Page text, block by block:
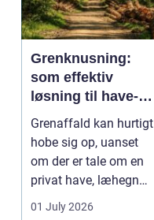
Grenknusning:
som effektiv
løsning til have-
og skovaffald
Grenaffald kan hurtigt
hobe sig op, uanset
om der er tale om en
privat have, læhegn
langs mark...
01 July 2026